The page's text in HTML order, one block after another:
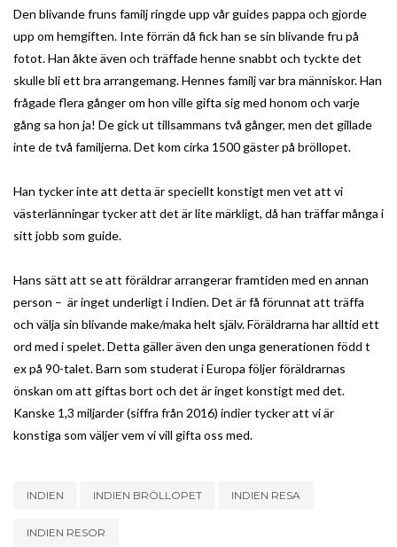
Den blivande fruns familj ringde upp vår guides pappa och gjorde
upp om hemgiften. Inte förrän då fick han se sin blivande fru på
fotot. Han åkte även och träffade henne snabbt och tyckte det
skulle bli ett bra arrangemang. Hennes familj var bra människor. Han
frågade flera gånger om hon ville gifta sig med honom och varje
gång sa hon ja! De gick ut tillsammans två gånger, men det gillade
inte de två familjerna. Det kom cirka 1500 gäster på bröllopet.
Han tycker inte att detta är speciellt konstigt men vet att vi
västerlänningar tycker att det är lite märkligt, då han träffar många i
sitt jobb som guide.
Hans sätt att se att föräldrar arrangerar framtiden med en annan
person – är inget underligt i Indien. Det är få förunnat att träffa
och välja sin blivande make/maka helt själv. Föräldrarna har alltid ett
ord med i spelet. Detta gäller även den unga generationen född t
ex på 90-talet. Barn som studerat i Europa följer föräldrarnas
önskan om att giftas bort och det är inget konstigt med det.
Kanske 1,3 miljarder (siffra från 2016) indier tycker att vi är
konstiga som väljer vem vi vill gifta oss med.
INDIEN INDIEN BRÖLLOPET INDIEN RESA
INDIEN RESOR